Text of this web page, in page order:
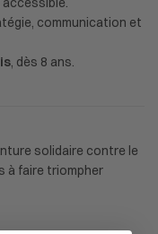
communication et
, dès 8 ans.
solidaire contre le
à faire triompher